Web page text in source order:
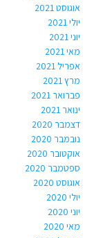
אוגוסט 2021
יולי 2021
יוני 2021
מאי 2021
אפריל 2021
מרץ 2021
פברואר 2021
ינואר 2021
דצמבר 2020
נובמבר 2020
אוקטובר 2020
ספטמבר 2020
אוגוסט 2020
יולי 2020
יוני 2020
מאי 2020